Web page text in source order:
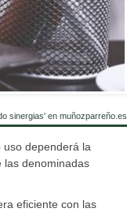
sinergias' en muñozparreño.es
uso dependerá la
las denominadas
eficiente con las